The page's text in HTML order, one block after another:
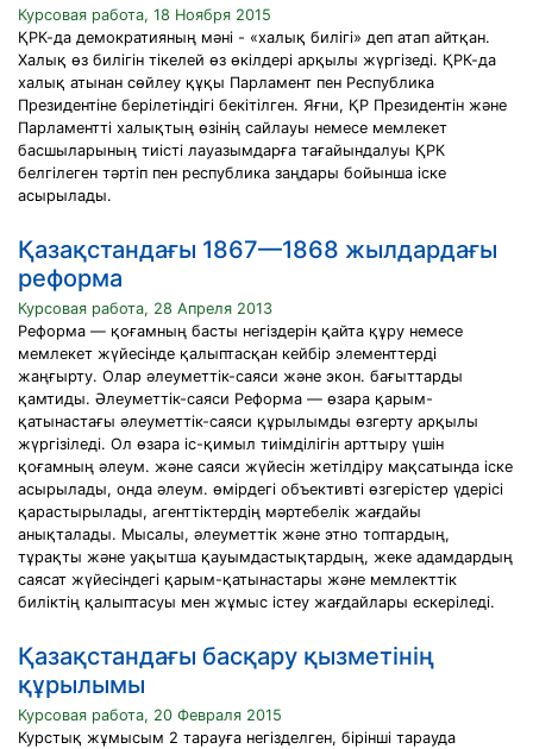
Курсовая работа, 18 Ноября 2015
ҚРК-да демократияның мәні - «халық билігі» деп атап айтқан.
Халық өз билігін тікелей өз өкілдері арқылы жүргізеді. ҚРК-да
халық атынан сөйлеу құқы Парламент пен Республика
Президентіне берілетіндігі бекітілген. Яғни, ҚР Президентін және
Парламентті халықтың өзінің сайлауы немесе мемлекет
басшыларының тиісті лауазымдарға тағайындалуы ҚРК
белгілеген тәртіп пен республика заңдары бойынша іске
асырылады.
Қазақстандағы 1867—1868 жылдардағы
реформа
Курсовая работа, 28 Апреля 2013
Реформа — қоғамның басты негіздерін қайта құру немесе
мемлекет жүйесінде қалыптасқан кейбір элементтерді
жаңғырту. Олар әлеуметтік-саяси және экон. бағыттарды
қамтиды. Әлеуметтік-саяси Реформа — өзара қарым-
қатынастағы әлеуметтік-саяси құрылымды өзгерту арқылы
жүргізіледі. Ол өзара іс-қимыл тиімділігін арттыру үшін
қоғамның әлеум. және саяси жүйесін жетілдіру мақсатында іске
асырылады, онда әлеум. өмірдегі объективті өзгерістер үдерісі
қарастырылады, агенттіктердің мәртебелік жағдайы
анықталады. Мысалы, әлеуметтік және этно топтардың,
тұрақты және уақытша қауымдастықтардың, жеке адамдардың
саясат жүйесіндегі қарым-қатынастары және мемлекттік
биліктің қалыптасуы мен жұмыс істеу жағдайлары ескеріледі.
Қазақстандағы басқару қызметінің
құрылымы
Курсовая работа, 20 Февраля 2015
Курстық жұмысым 2 тарауға негізделген, бірінші тарауда